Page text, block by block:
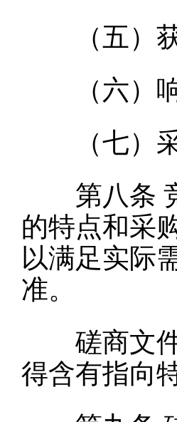
（五）获
（六）响
（七）采
第八条
的特点和采
以满足实际
准。
磋商文件
得含有指向